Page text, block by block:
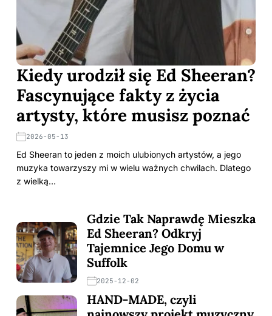
Kiedy urodził się Ed Sheeran?
Fascynujące fakty z życia
artysty, które musisz poznać
2026-05-13
Ed Sheeran to jeden z moich ulubionych artystów, a jego
muzyka towarzyszy mi w wielu ważnych chwilach. Dlatego
z wielką…
Gdzie Tak Naprawdę Mieszka
Ed Sheeran? Odkryj
Tajemnice Jego Domu w
Suffolk
2025-12-02
HAND-MADE, czyli